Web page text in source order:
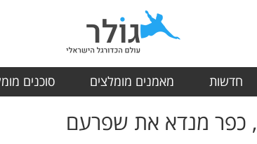
חדשות מאמנים מומלצים סוכנים
כפר מנדא את שפרעם